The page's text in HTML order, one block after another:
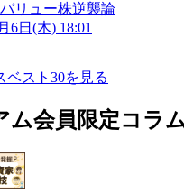
リュー株逆襲論
6日(木) 18:01
ベスト30を見る
ム会員限定コラ